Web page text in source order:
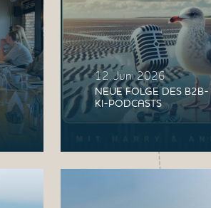
12. Juni 2026
NEUE FOLGE DES B2B-
KI-PODCASTS